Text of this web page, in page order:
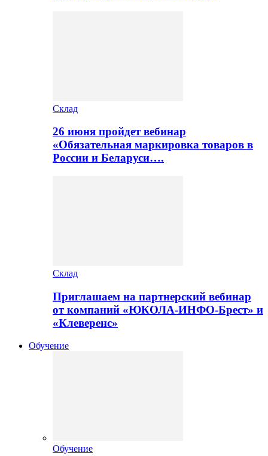
Склад
26 июня пройдет вебинар
«Обязательная маркировка товаров в
России и Беларуси….
Склад
Приглашаем на партнерский вебинар
от компаний «ЮКОЛА-ИНФО-Брест» и
«Клеверенс»
Обучение
Обучение